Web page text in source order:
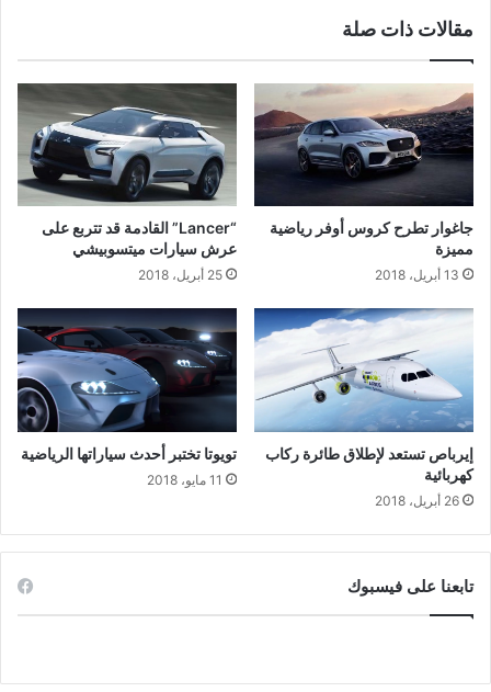
مقالات ذات صلة
جاغوار تطرح كروس أوفر رياضية
مميزة
13 أبريل، 2018
“Lancer” القادمة قد تتربع على
عرش سيارات ميتسوبيشي
25 أبريل، 2018
إيرباص تستعد لإطلاق طائرة ركاب
كهربائية
26 أبريل، 2018
تويوتا تختبر أحدث سياراتها الرياضية
11 مايو، 2018
تابعنا على فيسبوك